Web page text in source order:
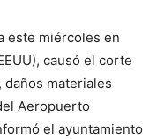
este miércoles en
causó el corte
materiales
Aeropuerto
el ayuntamiento